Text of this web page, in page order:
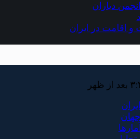
دیاران
و اقامت در ایران